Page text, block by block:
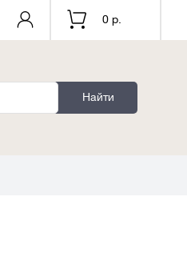
0 р.
Найти